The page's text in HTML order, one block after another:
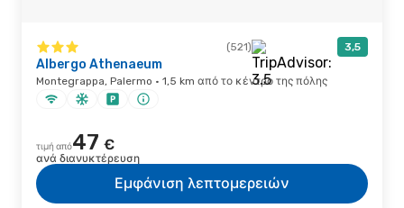
(521) 3,5
Albergo Athenaeum
Montegrappa, Palermo · 1,5 km από το κέντρο της πόλης
τιμή από47 €
ανά διανυκτέρευση
Εμφάνιση λεπτομερειών